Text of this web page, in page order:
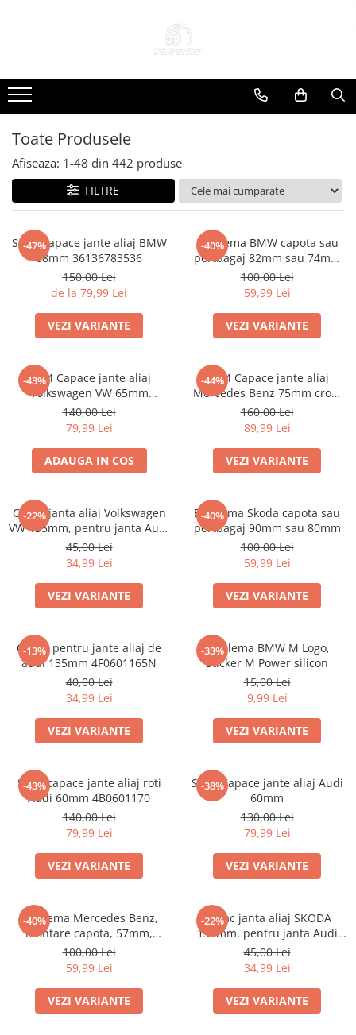
Anvelope
Anvelope Reconstruite
Anvelope Second-Hand
Anvelope SH iarna
Anvelope SH vara
Capace Jante
Jante NOI
Jante Second-Hand
Accesorii Auto
Accesorii Exterior Auto
Brelocuri
Huse Scaun
Inele de Ghidaj
Întreținere Auto
Pistoale de curatat (tornadoare)
Pistoale Profesionale
Piese de schimb
Solutii interior auto
Scule și Unelte
Accesorii scule
Scule Vopsitorie
Scule Vulcanizare
Accesorii Telefon
Aparate premium
Instrumente de scris premium
Ștampile
Toate Produsele
Afiseaza: 1-48 din 442 produse
FILTRE
-47%
Set 4 Capace jante aliaj BMW
68mm 36136783536
150,00 Lei
de la 79,99 Lei
VEZI VARIANTE
-40%
Emblema BMW capota sau
portbagaj 82mm sau 74mm
(51 14-8132375)
100,00 Lei
59,99 Lei
VEZI VARIANTE
-43%
Set 4 Capace jante aliaj
Volkswagen VW 65mm
3B7601171
140,00 Lei
79,99 Lei
ADAUGA IN COS
-44%
set 4 Capace jante aliaj
Mercedes Benz 75mm crom
A1714000025
160,00 Lei
89,99 Lei
VEZI VARIANTE
-22%
Capac janta aliaj Volkswagen
VW 135mm, pentru janta Audi
4F0601165N
45,00 Lei
34,99 Lei
VEZI VARIANTE
-40%
Emblema Skoda capota sau
portbagaj 90mm sau 80mm
100,00 Lei
59,99 Lei
VEZI VARIANTE
-13%
Capac pentru jante aliaj de
audi 135mm 4F0601165N
40,00 Lei
34,99 Lei
VEZI VARIANTE
-33%
Emblema BMW M Logo,
Sticker M Power silicon
15,00 Lei
9,99 Lei
VEZI VARIANTE
-43%
Set 4 capace jante aliaj roti
Audi 60mm 4B0601170
140,00 Lei
79,99 Lei
VEZI VARIANTE
-38%
Set 4 Capace jante aliaj Audi
60mm
130,00 Lei
79,99 Lei
VEZI VARIANTE
-40%
Emblema Mercedes Benz,
montare capota, 57mm,
A2048170616
100,00 Lei
59,99 Lei
VEZI VARIANTE
-22%
Capac janta aliaj SKODA
135mm, pentru janta Audi
4F0601165N
45,00 Lei
34,99 Lei
VEZI VARIANTE